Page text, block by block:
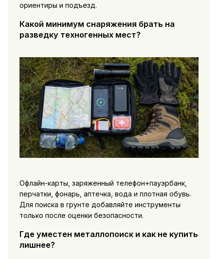
ориентиры и подъезд.
Какой минимум снаряжения брать на
разведку техногенных мест?
Офлайн-карты, заряженный телефон+пауэрбанк,
перчатки, фонарь, аптечка, вода и плотная обувь.
Для поиска в грунте добавляйте инструменты
только после оценки безопасности.
Где уместен металлопоиск и как не купить
лишнее?